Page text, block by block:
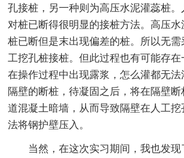
孔接桩，另一种则为高压水泥灌蕊桩
对桩已断得很明显的接桩方法。高压
桩已断但是末出现偏差的桩。所以无需
工挖孔桩接桩。但此过程也有可能存
在操作过程中出现露浆，怎么灌都无法
隔壁的断桩，待凝固之后，将在隔壁
道混凝土暗墙，从而导致隔壁在人工
法将钢护壁压入。
当然，在这次实习期间，我也发